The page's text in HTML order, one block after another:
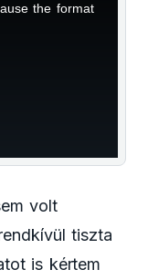
the format
volt
tiszta
is kértem